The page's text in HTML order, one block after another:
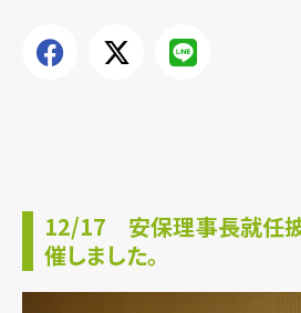
12/17 安保理事長就任披
催しました。